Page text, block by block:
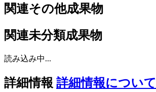
関連その他成果物
関連未分類成果物
読み込み中...
詳細情報 詳細情報について